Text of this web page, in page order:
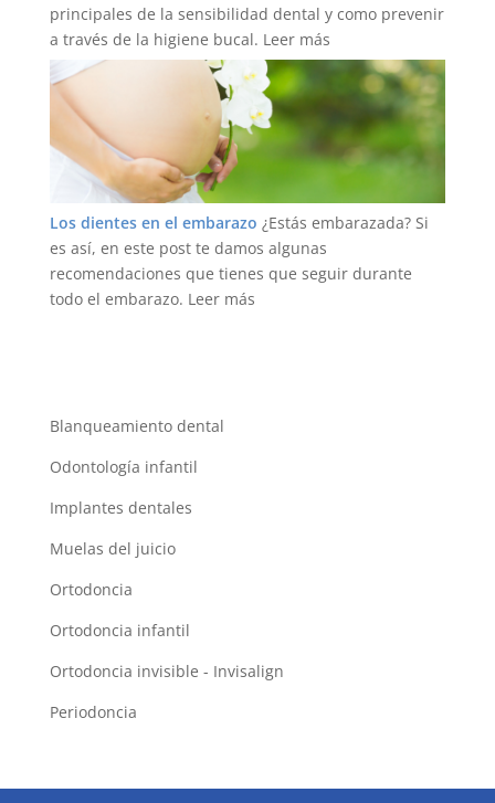
principales de la sensibilidad dental y como prevenir
a través de la higiene bucal. Leer más
Los dientes en el embarazo ¿Estás embarazada? Si
es así, en este post te damos algunas
recomendaciones que tienes que seguir durante
todo el embarazo. Leer más
Blanqueamiento dental
Odontología infantil
Implantes dentales
Muelas del juicio
Ortodoncia
Ortodoncia infantil
Ortodoncia invisible - Invisalign
Periodoncia